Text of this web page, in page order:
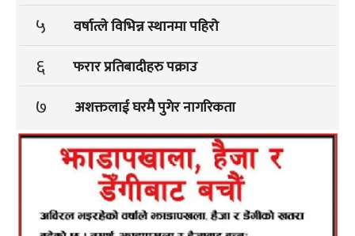
५ वर्षात्ले विभिन्न स्थानमा पहिरो
६ फरार प्रतिबादीहरु पक्राउ
७ अशक्तलाई घरमै पुगेर नागरिकता